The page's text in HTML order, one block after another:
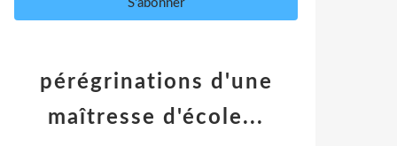
pérégrinations d'une
maîtresse d'école...